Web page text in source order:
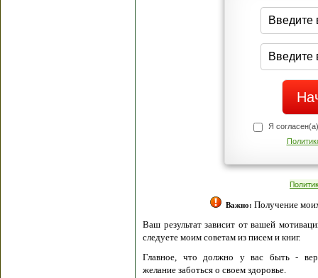
Я
Важно: Получение
Ваш результат зависит от вашей
следуете моим советам из писем и книг.
Главное, что должно у вас быть -
желание заботься о своем здоровье.